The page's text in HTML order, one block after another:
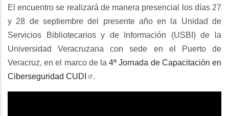
El encuentro se realizará de manera presencial los días 27
y 28 de septiembre del presente año en la Unidad de
Servicios Bibliotecarios y de Información (USBI) de la
Universidad Veracruzana con sede en el Puerto de
Veracruz, en el marco de la4ª Jornada de Capacitación en
Ciberseguridad CUDI
.